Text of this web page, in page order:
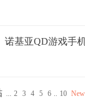
诺基亚QD游戏手
... 2 3 4 5 6 .. 10 New